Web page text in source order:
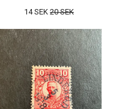
14 SEK 20 SEK